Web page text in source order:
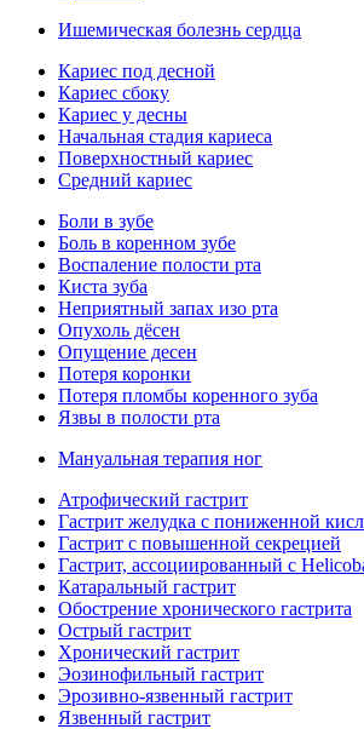
Ишемическая болезнь сердца
Кариес под десной
Кариес сбоку
Кариес у десны
Начальная стадия кариеса
Поверхностный кариес
Средний кариес
Боли в зубе
Боль в коренном зубе
Воспаление полости рта
Киста зуба
Неприятный запах изо рта
Опухоль дёсен
Опущение десен
Потеря коронки
Потеря пломбы коренного зуба
Язвы в полости рта
Мануальная терапия ног
Атрофический гастрит
Гастрит желудка с пониженной
Гастрит с повышенной секрецией
Гастрит, ассоциированный с
Катаральный гастрит
Обострение хронического гастрита
Острый гастрит
Хронический гастрит
Эозинофильный гастрит
Эрозивно-язвенный гастрит
Язвенный гастрит